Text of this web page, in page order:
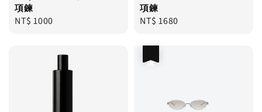
項鍊
Regular
NT$ 1000
項鍊
Regular
NT$ 1680